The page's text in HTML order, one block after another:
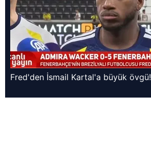
Fred'den İsmail Kartal'a büyük övgü!